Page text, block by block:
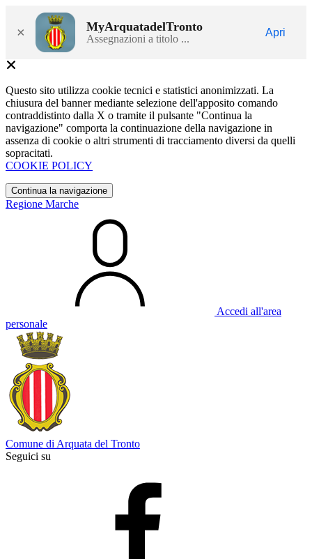
× MyArquatadelTronto
Assegnazioni a titolo ...
Apri
Questo sito utilizza cookie tecnici e statistici anonimizzati. La
chiusura del banner mediante selezione dell'apposito comando
contraddistinto dalla X o tramite il pulsante "Continua la
navigazione" comporta la continuazione della navigazione in
assenza di cookie o altri strumenti di tracciamento diversi da quelli
sopracitati.
COOKIE POLICY
Continua la navigazione
Regione Marche
Accedi all'area
personale
Comune di Arquata del Tronto
Seguici su